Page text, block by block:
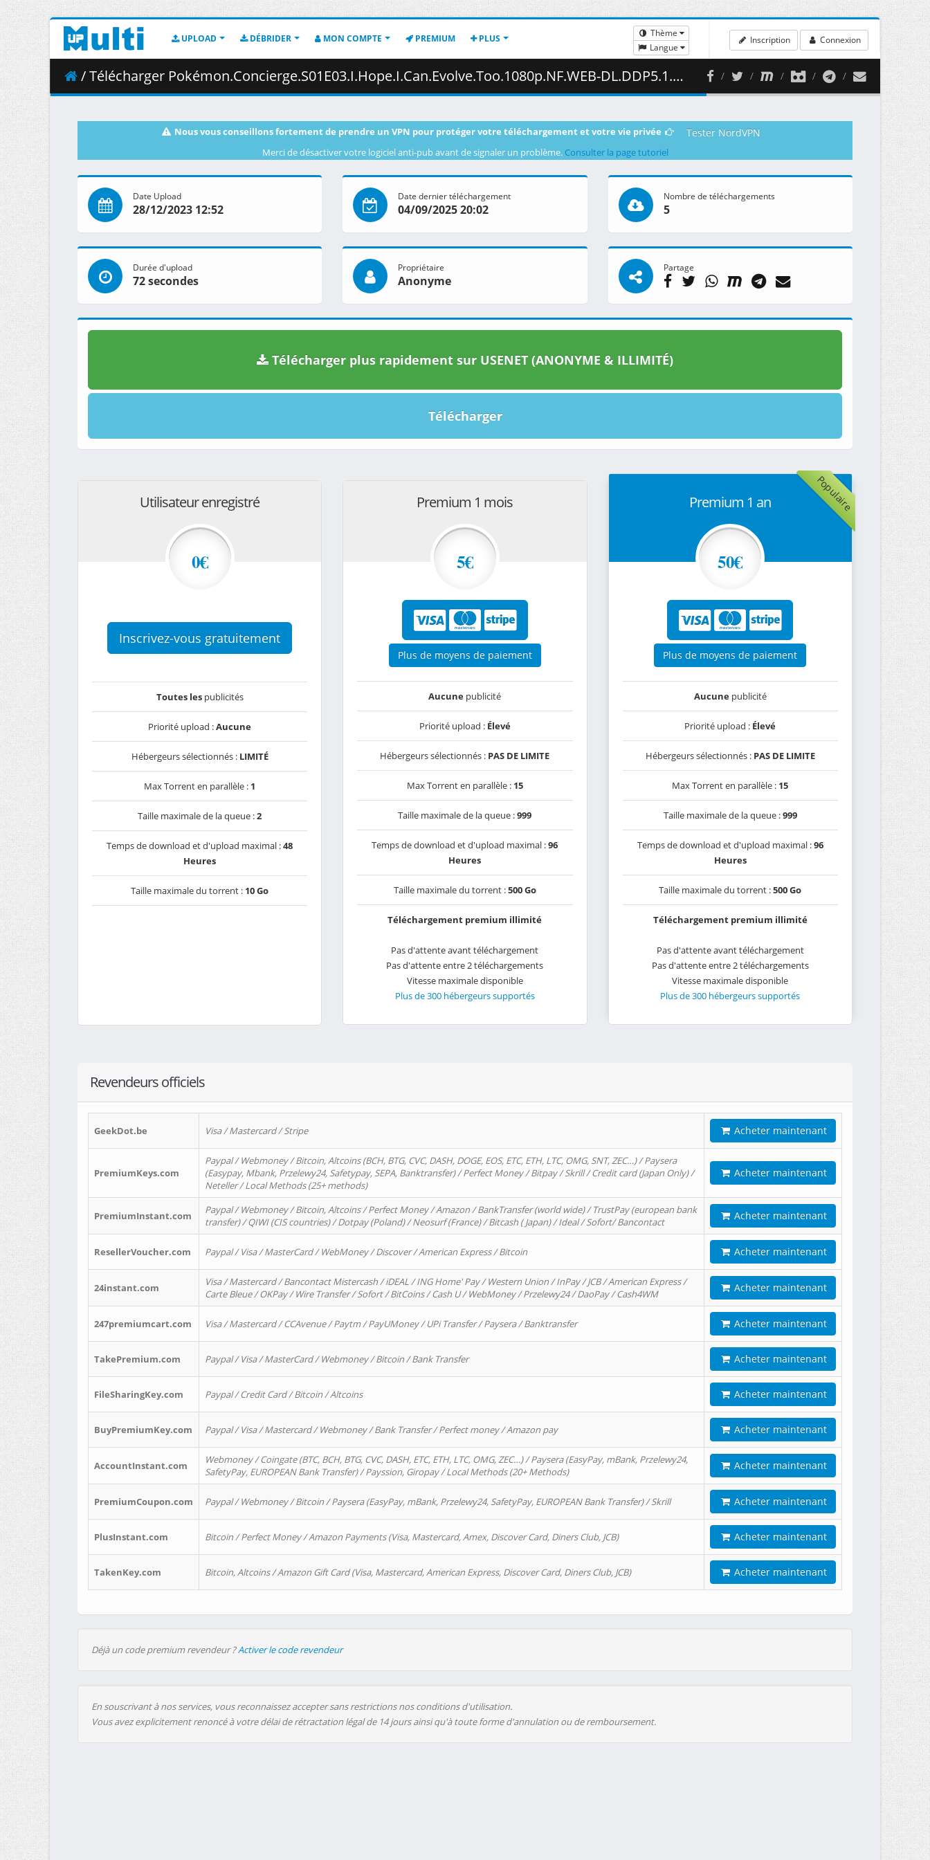
UPLOAD DÉBRIDER MON COMPTE PREMIUM PLUS
Thème
Langue
Inscription Connexion
/ Télécharger Pokémon.Concierge.S01E03.I.Hope.I.Can.Evolve.Too.1080p.NF.WEB-DL.DDP5.1.H.264-Waves.mkv.002 ( 472.07 MB )
Nous vous conseillons fortement de prendre un VPN pour protéger votre téléchargement et votre vie privée Tester NordVPN
Merci de désactiver votre logiciel anti-pub avant de signaler un problème. Consulter la page tutoriel
Date Upload
28/12/2023 12:52
Date dernier téléchargement
04/09/2025 20:02
Nombre de téléchargements
5
Durée d'upload
72 secondes
Propriétaire
Anonyme
Partage
Télécharger plus rapidement sur USENET (ANONYME & ILLIMITÉ)
Télécharger
Utilisateur enregistré
0€
Inscrivez-vous gratuitement
Toutes lespublicités
Priorité upload :Aucune
Hébergeurs sélectionnés : LIMITÉ
Max Torrent en parallèle : 1
Taille maximale de la queue :2
Temps de download et d'upload maximal :48
Heures
Taille maximale du torrent : 10 Go
Premium 1 mois
5€
Plus de moyens de paiement
Aucune publicité
Priorité upload : Élevé
Hébergeurs sélectionnés : PAS DE LIMITE
Max Torrent en parallèle : 15
Taille maximale de la queue :999
Temps de download et d'upload maximal :96
Heures
Taille maximale du torrent :500 Go
Téléchargement premium illimité
Pas d'attente avant téléchargement
Pas d'attente entre 2 téléchargements
Vitesse maximale disponible
Plus de 300 hébergeurs supportés
Populaire
Premium 1 an
50€
Plus de moyens de paiement
Aucunepublicité
Priorité upload : Élevé
Hébergeurs sélectionnés : PAS DE LIMITE
Max Torrent en parallèle : 15
Taille maximale de la queue :999
Temps de download et d'upload maximal :96
Heures
Taille maximale du torrent :500 Go
Téléchargement premium illimité
Pas d'attente avant téléchargement
Pas d'attente entre 2 téléchargements
Vitesse maximale disponible
Plus de 300 hébergeurs supportés
Revendeurs officiels
GeekDot.be Visa / Mastercard / Stripe Acheter maintenant
PremiumKeys.com
Paypal / Webmoney / Bitcoin, Altcoins (BCH, BTG, CVC, DASH, DOGE, EOS, ETC, ETH, LTC, OMG, SNT, ZEC…) / Paysera
(Easypay, Mbank, Przelewy24, Safetypay, SEPA, Banktransfer) / Perfect Money / Bitpay / Skrill / Credit card (Japan Only) /
Neteller / Local Methods (25+ methods)
Acheter maintenant
PremiumInstant.com
Paypal / Webmoney / Bitcoin, Altcoins / Perfect Money / Amazon / BankTransfer (world wide) / TrustPay (european bank
transfer) / QIWI (CIS countries) / Dotpay (Poland) / Neosurf (France) / Bitcash ( Japan) / Ideal / Sofort/ Bancontact
Acheter maintenant
ResellerVoucher.com Paypal / Visa / MasterCard / WebMoney / Discover / American Express / Bitcoin Acheter maintenant
24instant.com
Visa / Mastercard / Bancontact Mistercash / iDEAL / ING Home' Pay / Western Union / InPay / JCB / American Express /
Carte Bleue / OKPay / Wire Transfer / Sofort / BitCoins / Cash U / WebMoney / Przelewy24 / DaoPay / Cash4WM
Acheter maintenant
247premiumcart.com Visa / Mastercard / CCAvenue / Paytm / PayUMoney / UPi Transfer / Paysera / Banktransfer Acheter maintenant
TakePremium.com Paypal / Visa / MasterCard / Webmoney / Bitcoin / Bank Transfer Acheter maintenant
FileSharingKey.com Paypal / Credit Card / Bitcoin / Altcoins Acheter maintenant
BuyPremiumKey.com Paypal / Visa / Mastercard / Webmoney / Bank Transfer / Perfect money / Amazon pay Acheter maintenant
AccountInstant.com
Webmoney / Coingate (BTC, BCH, BTG, CVC, DASH, ETC, ETH, LTC, OMG, ZEC…) / Paysera (EasyPay, mBank, Przelewy24,
SafetyPay, EUROPEAN Bank Transfer) / Payssion, Giropay / Local Methods (20+ Methods)
Acheter maintenant
PremiumCoupon.com Paypal / Webmoney / Bitcoin / Paysera (EasyPay, mBank, Przelewy24, SafetyPay, EUROPEAN Bank Transfer) / Skrill Acheter maintenant
PlusInstant.com Bitcoin / Perfect Money / Amazon Payments (Visa, Mastercard, Amex, Discover Card, Diners Club, JCB) Acheter maintenant
TakenKey.com Bitcoin, Altcoins / Amazon Gift Card (Visa, Mastercard, American Express, Discover Card, Diners Club, JCB) Acheter maintenant
Déjà un code premium revendeur ?Activer le code revendeur
En souscrivant à nos services, vous reconnaissez accepter sans restrictions nos conditions d'utilisation.
Vous avez explicitement renoncé à votre délai de rétractation légal de 14 jours ainsi qu'à toute forme d'annulation ou de remboursement.